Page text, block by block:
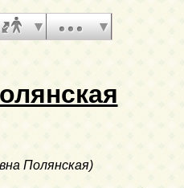
Полянская)